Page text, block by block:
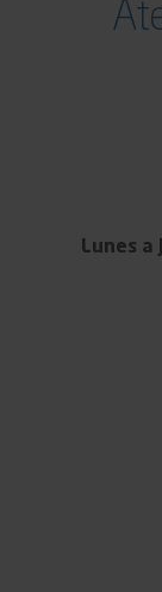
Lunes a